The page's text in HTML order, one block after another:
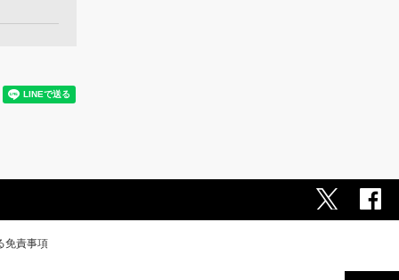
免責事項